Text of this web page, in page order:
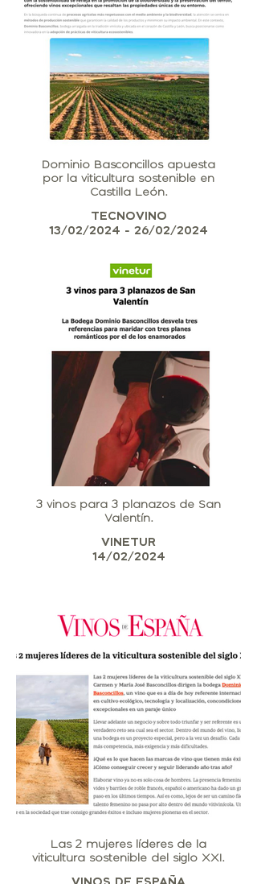
Dominio Basconcillos apuesta
por la viticultura sostenible en
Castilla León.
TECNOVINO
13/02/2024 - 26/02/2024
3 vinos para 3 planazos de San
Valentín.
VINETUR
14/02/2024
Las 2 mujeres líderes de la
viticultura sostenible del siglo XXI.